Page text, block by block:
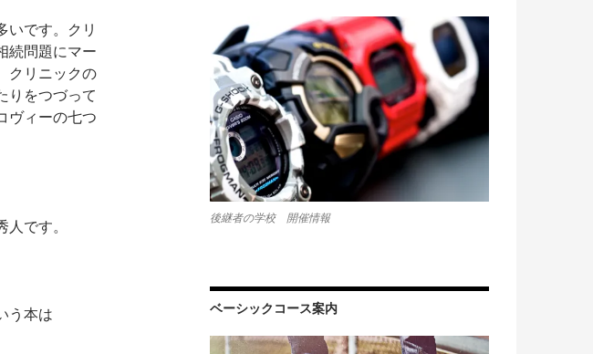
いです。クリ
続問題にマー
クリニックの
りをつづって
ヴィーの七つ
です。
う本は
後継者の学校 開催情報
ベーシックコース案内